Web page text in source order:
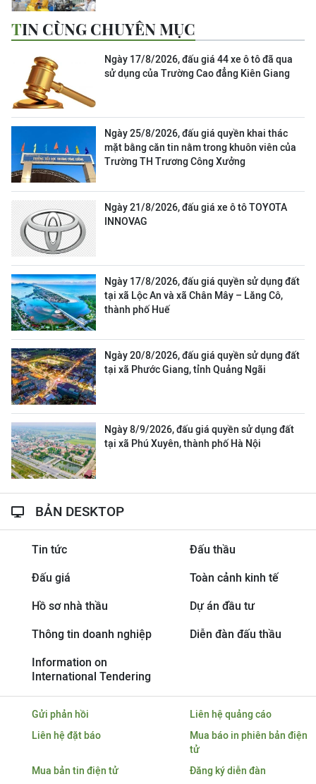
TIN CÙNG CHUYÊN MỤC
Ngày 17/8/2026, đấu giá 44 xe ô tô đã qua
sử dụng của Trường Cao đẳng Kiên Giang
Ngày 25/8/2026, đấu giá quyền khai thác
mặt bằng căn tin nằm trong khuôn viên của
Trường TH Trương Công Xưởng
Ngày 21/8/2026, đấu giá xe ô tô TOYOTA
INNOVAG
Ngày 17/8/2026, đấu giá quyền sử dụng đất
tại xã Lộc An và xã Chân Mây – Lăng Cô,
thành phố Huế
Ngày 20/8/2026, đấu giá quyền sử dụng đất
tại xã Phước Giang, tỉnh Quảng Ngãi
Ngày 8/9/2026, đấu giá quyền sử dụng đất
tại xã Phú Xuyên, thành phố Hà Nội
BẢN DESKTOP
Tin tức Đấu thầu
Đấu giá Toàn cảnh kinh tế
Hồ sơ nhà thầu Dự án đầu tư
Thông tin doanh nghiệp Diễn đàn đấu thầu
Information on
International Tendering
Gửi phản hồi
Liên hệ quảng cáo
Liên hệ đặt báo
Mua báo in phiên bản điện
tử
Mua bản tin điện tử
Đăng ký diễn đàn